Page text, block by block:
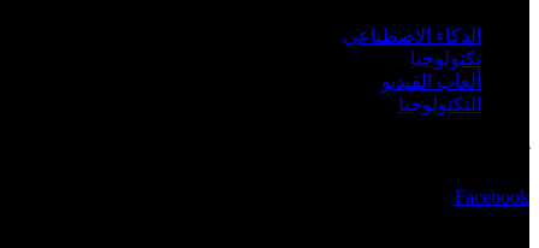
الذكاء الاصطناعي
تكنولوجيا
ألعاب الفيديو
التكنولوجيا
Facebook